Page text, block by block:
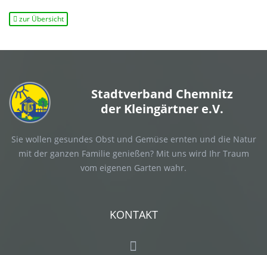
zur Übersicht
Stadtverband Chemnitz
der Kleingärtner e.V.
Sie wollen gesundes Obst und Gemüse ernten und die Natur
mit der ganzen Familie genießen? Mit uns wird Ihr Traum
vom eigenen Garten wahr.
KONTAKT